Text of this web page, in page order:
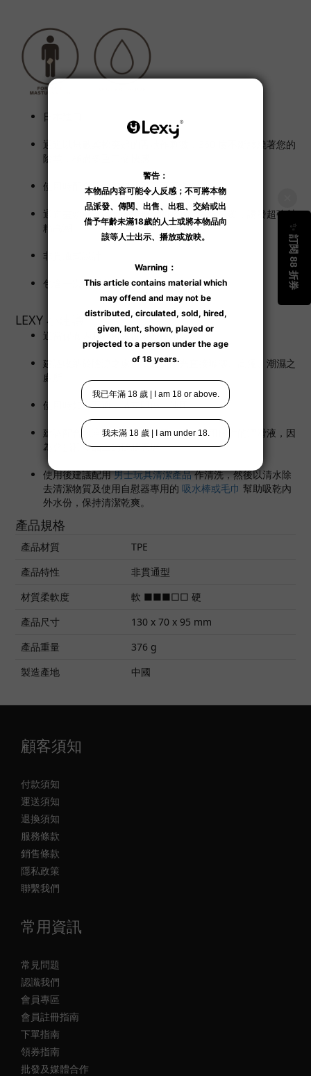
日本進口。
通道以無數柔軟突起的舌狀作刺激，360 度不斷纏繞著您的
陰莖，極盡多重口交快感。
使用時配合旋轉和扭曲可享受更多樂趣。
通道盡頭有含舌頭的袋形空間將龜頭完全包覆，誘發超強射
精高潮。。
非貫通式設計。
包含一次性潤滑液。
LEXY 小建議
適當保養內膠，可重覆多次使用。
建議收納於陰涼之處所，避免陽光直接曝曬、高溫、潮濕之
處所。
使用時如有不適，請立即停止使用。
建議配合水溶性的潤滑液使用；避免使用矽性的潤滑液，因
為會損耗產品上的矽膠表層。
使用後建議配用男士玩具清潔產品作清洗，然後以清水除
去清潔物質及使用自慰器專用的 吸水棒或毛巾 幫助吸乾內
外水份，保持清潔乾爽。
產品規格
產品材質
TPE
產品特性
非貫通型
材質柔軟度
軟 ■■■□□ 硬
產品尺寸
130 x 70 x 95 mm
產品重量
376 g
製造產地
中國
顧客須知
付款須知
運送須知
退換須知
服務條款
銷售條款
隱私政策
聯繫我們
常用資訊
常見問題
認識我們
會員專區
會員註冊指南
下單指南
領券指南
批發及媒體合作